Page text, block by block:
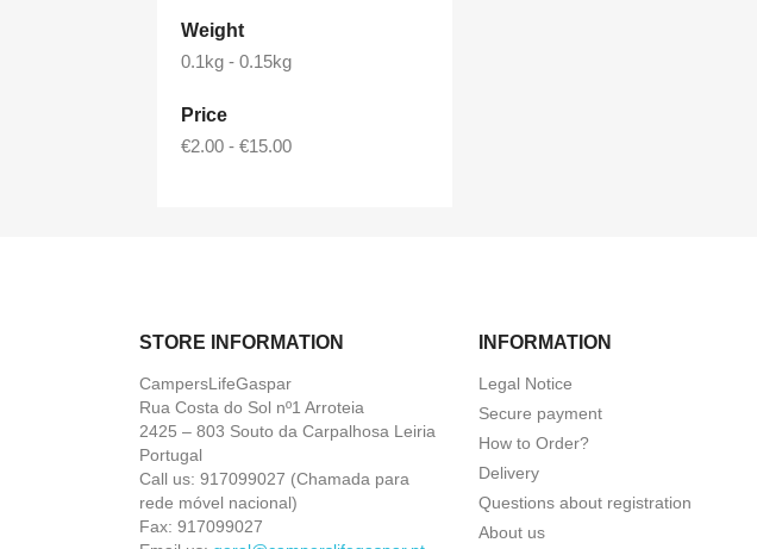
Weight
0.1kg - 0.15kg
Price
€2.00 - €15.00
STORE INFORMATION
CampersLifeGaspar
Rua Costa do Sol nº1 Arroteia
2425 – 803 Souto da Carpalhosa Leiria
Portugal
Call us: 917099027 (Chamada para
rede móvel nacional)
Fax: 917099027
INFORMATION
Legal Notice
Secure payment
How to Order?
Delivery
Questions about registration
About us